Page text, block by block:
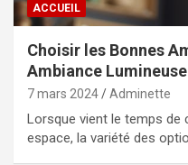
ACCUEIL
Choisir les Bonnes
Ambiance
7 mars 2024 Adminette
Lorsque vient le temps de
espace, la variété des